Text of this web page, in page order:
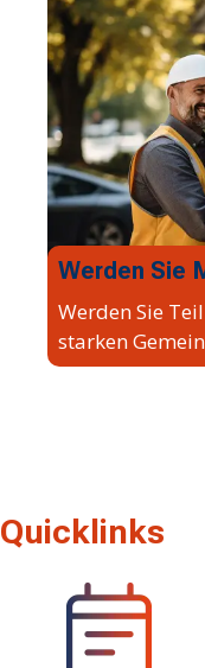
Werden Sie
Werden Sie
starken
Quicklinks